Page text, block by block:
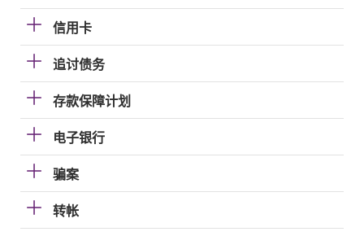
信用卡
追讨债务
存款保障计划
电子银行
骗案
转帐